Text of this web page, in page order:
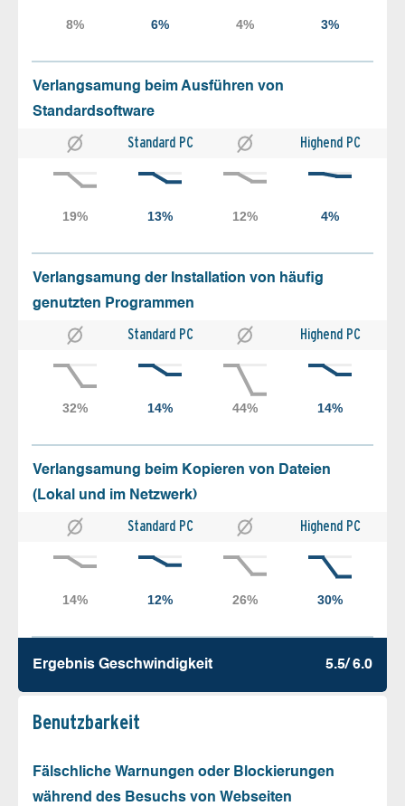
Verlangsamung beim Ausführen von
Standardsoftware
Standard PC Highend PC
Verlangsamung der Installation von häufig
genutzten Programmen
Standard PC Highend PC
Verlangsamung beim Kopieren von Dateien
(Lokal und im Netzwerk)
Standard PC Highend PC
Ergebnis Geschw­indigkeit 5.5/ 6.0
Benutz­barkeit
Fälschliche Warnungen oder Blockierungen
während des Besuchs von Webseiten